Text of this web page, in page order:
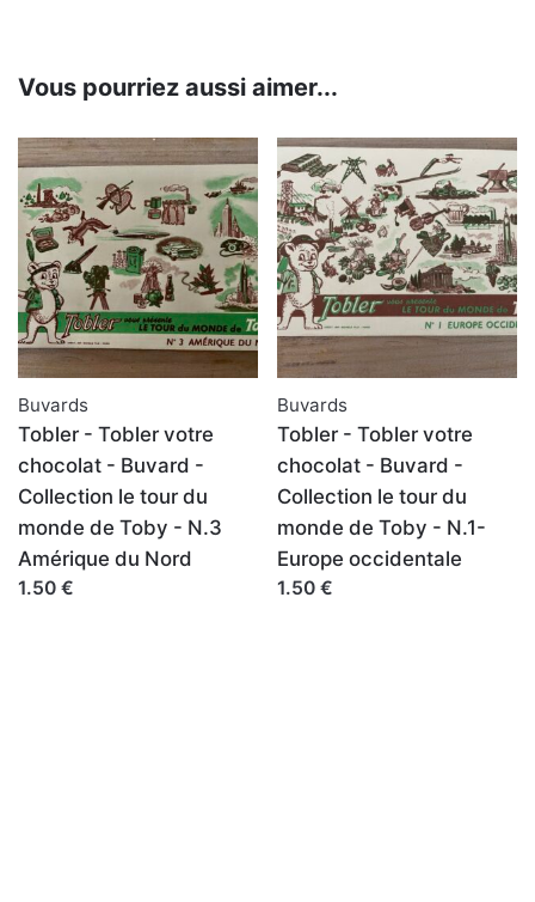
Vous pourriez aussi aimer...
Buvards
Tobler - Tobler votre
chocolat - Buvard -
Collection le tour du
monde de Toby - N.3
Amérique du Nord
1.50 €
Buvards
Tobler - Tobler votre
chocolat - Buvard -
Collection le tour du
monde de Toby - N.1-
Europe occidentale
1.50 €